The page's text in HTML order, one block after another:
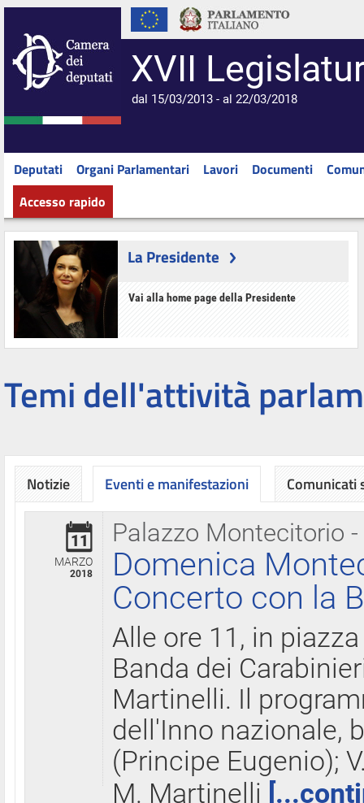
XVII
dal 15/03/2013 - al 22/03/2018
Deputati Organi Parlamentari Lavori Documenti
Accesso rapido
La Presidente
Vai alla home page della Presidente
Temi dell'attività
Notizie Eventi e manifestazioni
Palazzo Montecitorio
11
MARZO
2018
Domenica
Concerto con la
Alle ore 11, in
Banda dei
Martinelli. Il
dell'Inno nazionale,
(Principe Eugenio);
M. Martinelli
Comunicati